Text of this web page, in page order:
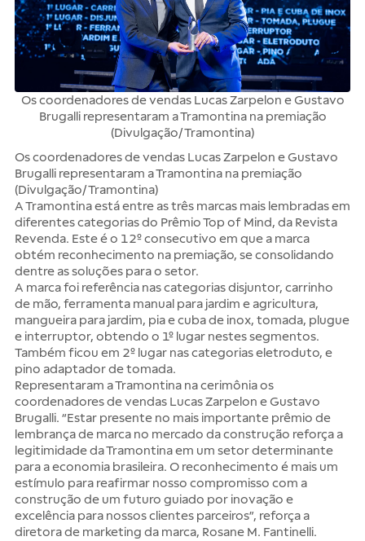
Os coordenadores de vendas Lucas Zarpelon e Gustavo
Brugalli representaram a Tramontina na premiação
(Divulgação/Tramontina)
Os coordenadores de vendas Lucas Zarpelon e Gustavo
Brugalli representaram a Tramontina na premiação
(Divulgação/Tramontina)
A Tramontina está entre as três marcas mais lembradas em
diferentes categorias do Prêmio Top of Mind, da Revista
Revenda. Este é o 12º consecutivo em que a marca
obtém reconhecimento na premiação, se consolidando
dentre as soluções para o setor.
A marca foi referência nas categorias disjuntor, carrinho
de mão, ferramenta manual para jardim e agricultura,
mangueira para jardim, pia e cuba de inox, tomada, plugue
e interruptor, obtendo o 1º lugar nestes segmentos.
Também ficou em 2º lugar nas categorias eletroduto, e
pino adaptador de tomada.
Representaram a Tramontina na cerimônia os
coordenadores de vendas Lucas Zarpelon e Gustavo
Brugalli. “Estar presente no mais importante prêmio de
lembrança de marca no mercado da construção reforça a
legitimidade da Tramontina em um setor determinante
para a economia brasileira. O reconhecimento é mais um
estímulo para reafirmar nosso compromisso com a
construção de um futuro guiado por inovação e
excelência para nossos clientes parceiros”, reforça a
diretora de marketing da marca, Rosane M. Fantinelli.